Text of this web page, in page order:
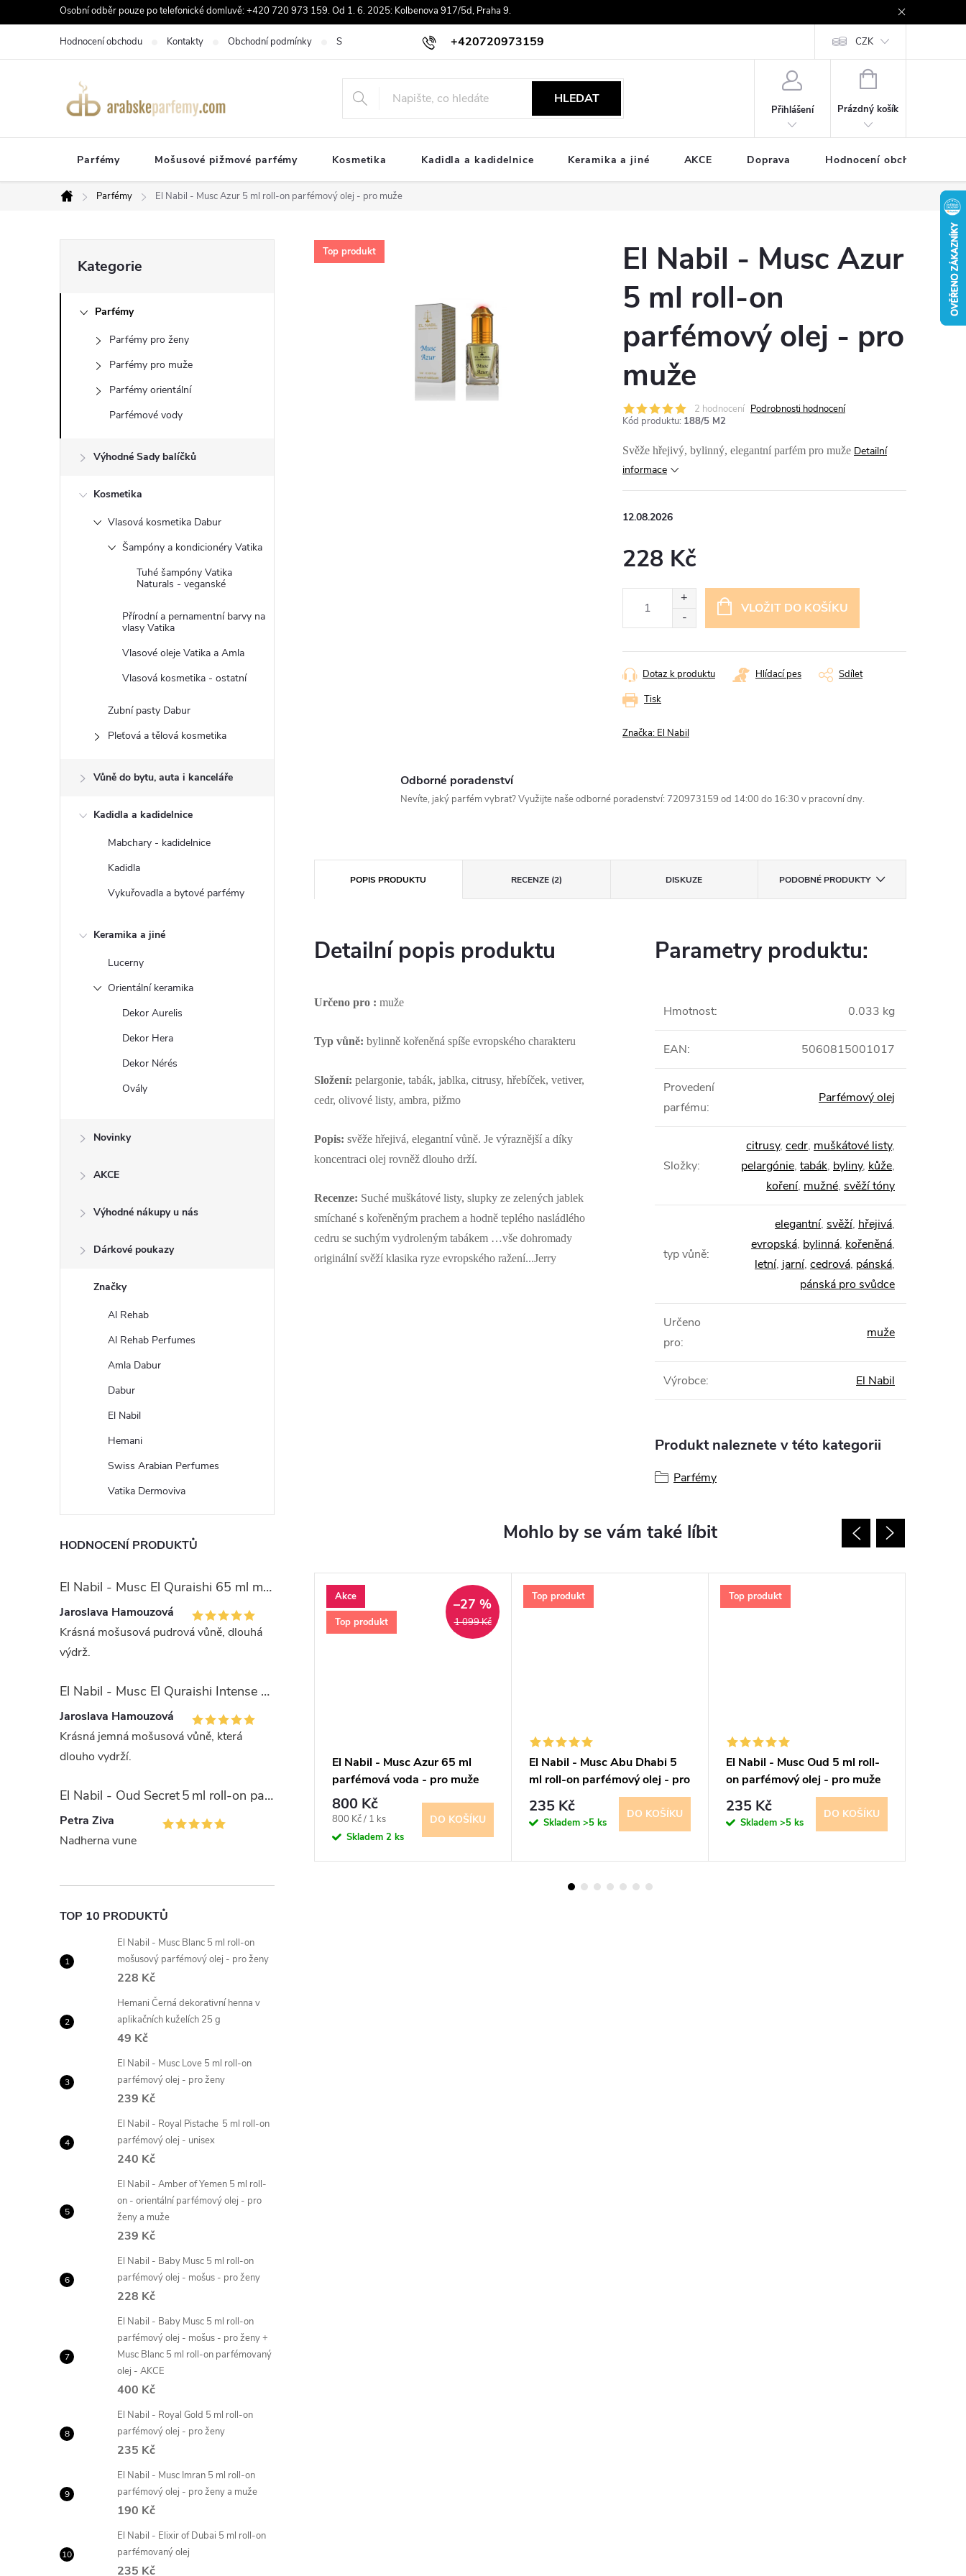
na
Osobní odběr pouze po telefonické domluvě: +420 720 973 159. Od 1. 6. 2025: Kolbenova 917/5d, Praha 9.
+420720973159
Hodnocení obchodu Kontakty Obchodní podmínky Souhlas se zpracováním osobních údajů Doprava Vrácení zboží a reklamace
CZK
HLEDAT
Přihlášení
NÁKUPNÍ
Prázdný košík
Parfémy Mošusové pižmové parfémy Kosmetika Kadidla a kadidelnice Keramika a jiné AKCE Doprava Hodnocení obchodu
Domů
Parfémy El Nabil - Musc Azur 5 ml roll-on parfémový olej - pro muže
o
a
kategorie
Kategorie
Parfémy
Parfémy pro ženy
Parfémy pro muže
Parfémy orientální
Parfémové vody
Výhodné Sady balíčků
Kosmetika
Vlasová kosmetika Dabur
Šampóny a kondicionéry Vatika
Tuhé šampóny Vatika
Naturals - veganské
Přírodní a pernamentní barvy na
vlasy Vatika
Vlasové oleje Vatika a Amla
Vlasová kosmetika - ostatní
Zubní pasty Dabur
Pleťová a tělová kosmetika
Vůně do bytu, auta i kanceláře
Kadidla a kadidelnice
Mabchary - kadidelnice
Kadidla
Vykuřovadla a bytové parfémy
Keramika a jiné
Lucerny
Orientální keramika
Dekor Aurelis
Dekor Hera
Dekor Nérés
Ovály
Novinky
AKCE
Výhodné nákupy u nás
Dárkové poukazy
Značky
Al Rehab
Al Rehab Perfumes
Amla Dabur
Dabur
El Nabil
Hemani
Swiss Arabian Perfumes
Vatika Dermoviva
HODNOCENÍ PRODUKTŮ
El Nabil - Musc El Quraishi 65 ml mošusová parfémová voda - pro ženy
Jaroslava Hamouzová
Krásná mošusová pudrová vůně, dlouhá
výdrž.
El Nabil - Musc El Quraishi Intense 15 ml parfémová voda - pro ženy - 50% esencí
Jaroslava Hamouzová
Krásná jemná mošusová vůně, která
dlouho vydrží.
El Nabil - Oud Secret 5 ml roll-on parfémový olej - unisex
Petra Ziva
Nadherna vune
TOP 10 PRODUKTŮ
El Nabil - Musc Blanc 5 ml roll-on
mošusový parfémový olej - pro ženy
228 Kč
Hemani Černá dekorativní henna v
aplikačních kuželích 25 g
49 Kč
El Nabil - Musc Love 5 ml roll-on
parfémový olej - pro ženy
239 Kč
El Nabil - Royal Pistache 5 ml roll-on
parfémový olej - unisex
240 Kč
El Nabil - Amber of Yemen 5 ml roll-
on - orientální parfémový olej - pro
ženy a muže
239 Kč
El Nabil - Baby Musc 5 ml roll-on
parfémový olej - mošus - pro ženy
228 Kč
El Nabil - Baby Musc 5 ml roll-on
parfémový olej - mošus - pro ženy +
Musc Blanc 5 ml roll-on parfémovaný
olej - AKCE
400 Kč
El Nabil - Royal Gold 5 ml roll-on
parfémový olej - pro ženy
235 Kč
El Nabil - Musc Imran 5 ml roll-on
parfémový olej - pro ženy a muže
190 Kč
El Nabil - Elixir of Dubai 5 ml roll-on
parfémovaný olej
235 Kč
Top produkt
El Nabil - Musc Azur
5 ml roll-on
parfémový olej - pro
muže
2 hodnocení Podrobnosti hodnocení
Kód produktu: 188/5 M2
Svěže hřejivý, bylinný, elegantní parfém pro muže Detailní
informace
12.08.2026
228 Kč
VLOŽIT DO KOŠÍKU
Tisk
Dotaz k produktu Hlídací pes Sdílet
Značka: El Nabil
Odborné poradenství
Nevíte, jaký parfém vybrat? Využijte naše odborné poradenství: 720973159 od 14:00 do 16:30 v pracovní dny.
POPIS PRODUKTU RECENZE (2) DISKUZE PODOBNÉ PRODUKTY
Detailní popis produktu
Určeno pro : muže
Typ vůně: bylinně kořeněná spíše evropského charakteru
Složení: pelargonie, tabák, jablka, citrusy, hřebíček, vetiver,
cedr, olivové listy, ambra, pižmo
Popis: svěže hřejivá, elegantní vůně. Je výraznější a díky
koncentraci olej rovněž dlouho drží.
Recenze: Suché muškátové listy, slupky ze zelených jablek
smíchané s kořeněným prachem a hodně teplého nasládlého
cedru se suchým vydroleným tabákem …vše dohromady
originální svěží klasika ryze evropského ražení...Jerry
Parametry produktu:
Hmotnost: 0.033 kg
EAN: 5060815001017
Provedení
parfému:
Parfémový olej
Složky:
citrusy, cedr, muškátové listy,
pelargónie, tabák, byliny, kůže,
koření, mužné, svěží tóny
typ vůně:
elegantní, svěží, hřejivá,
evropská, bylinná, kořeněná,
letní, jarní, cedrová, pánská,
pánská pro svůdce
Určeno
pro:
muže
Výrobce: El Nabil
Produkt naleznete v této kategorii
Parfémy
Darajat 5 ml
DO KOŠÍKU
Novinka
225 Kč
Skladem>5 ks
Akce
Top produkt
1 099 Kč
–27 %
El Nabil - Musc Azur 65 ml
parfémová voda - pro muže
800 Kč
Měrná
cena:
800 Kč / 1 ks
Skladem 2 ks
DO KOŠÍKU
Top produkt
El Nabil - Musc Abu Dhabi 5
ml roll-on parfémový olej - pro
muže
235 Kč
Skladem >5 ks
DO KOŠÍKU
Top produkt
El Nabil - Musc Oud 5 ml roll-
on parfémový olej - pro muže
235 Kč
Skladem >5 ks
DO KOŠÍKU